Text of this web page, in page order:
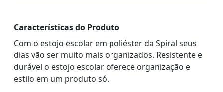
Características do Produto
Com o estojo escolar em poliéster da Spiral seus
dias vão ser muito mais organizados. Resistente e
durável o estojo escolar oferece organização e
estilo em um produto só.